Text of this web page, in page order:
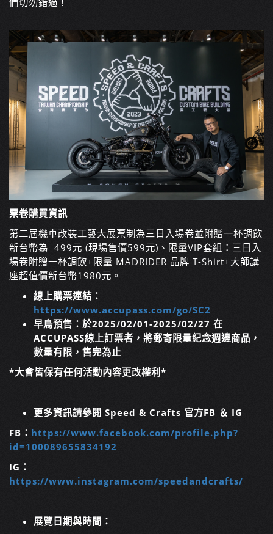
們切勿錯過！
票卷購買資訊
第二屆機車改裝工藝大展票制為三日入場卷並附贈一杯調飲
新台幣為 499元 (現場售價599元)、限量VIP套組：三日入
場卷附贈一杯調飲+限量 MADRIDER 品牌 T-Shirt+大師講
座超值價新台幣1980元。
線上購票連結：
https://www.accupass.com/go/SC2
早鳥預售：於2025/02/01-2025/02/27 在
ACCUPASS線上訂票者，將郵寄限量紀念週邊商品，
數量有限，售完為止
*大會皆保有任何活動內容更改權利 *
更多資訊請參閱 Speed & Crafts 官方FB ＆ IG
FB ： https://www.facebook.com/profile.php?
id=100089655834192
IG ：
https://www.instagram.com/speedandcrafts/
展覽日期與時間：